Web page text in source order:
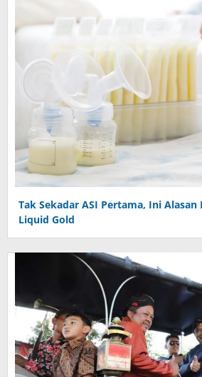
Tak Sekadar ASI Pertama, Ini
Liquid Gold